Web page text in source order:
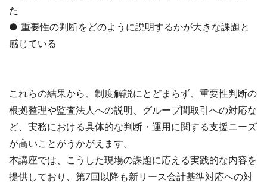
た
● 重要性の判断をどのように説明するかが大きな課題と
感じている
これらの結果から、制度解説にとどまらず、重要性判断の
根拠整理や監査法人への説明、グループ間取引への対応な
ど、実務における具体的な判断・運用に関する支援ニーズ
が高いことがうかがえます。
本講座では、こうした現場の課題に応える実践的な内容を
提供しており、第7回以降も新リース会計基準対応への対